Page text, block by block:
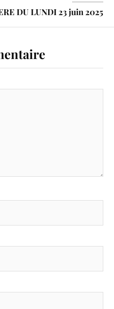
DU LUNDI 23 juin 2025